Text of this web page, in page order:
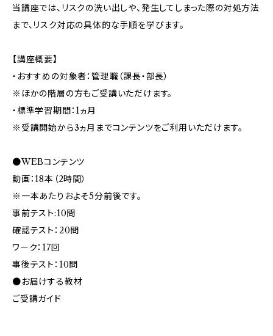
当講座では、リスクの洗い出しや、発生してしまった際の対処方法
まで、リスク対応の具体的な手順を学びます。
【講座概要】
・おすすめの対象者：管理職（課長・部長）
※ほかの階層の方もご受講いただけます。
・標準学習期間：1ヵ月
※受講開始から3ヵ月までコンテンツをご利用いただけます。
●WEBコンテンツ
動画：18本（2時間）
※一本あたりおよそ5分前後です。
事前テスト:10問
確認テスト：20問
ワーク：17回
事後テスト：10問
●お届けする教材
ご受講ガイド